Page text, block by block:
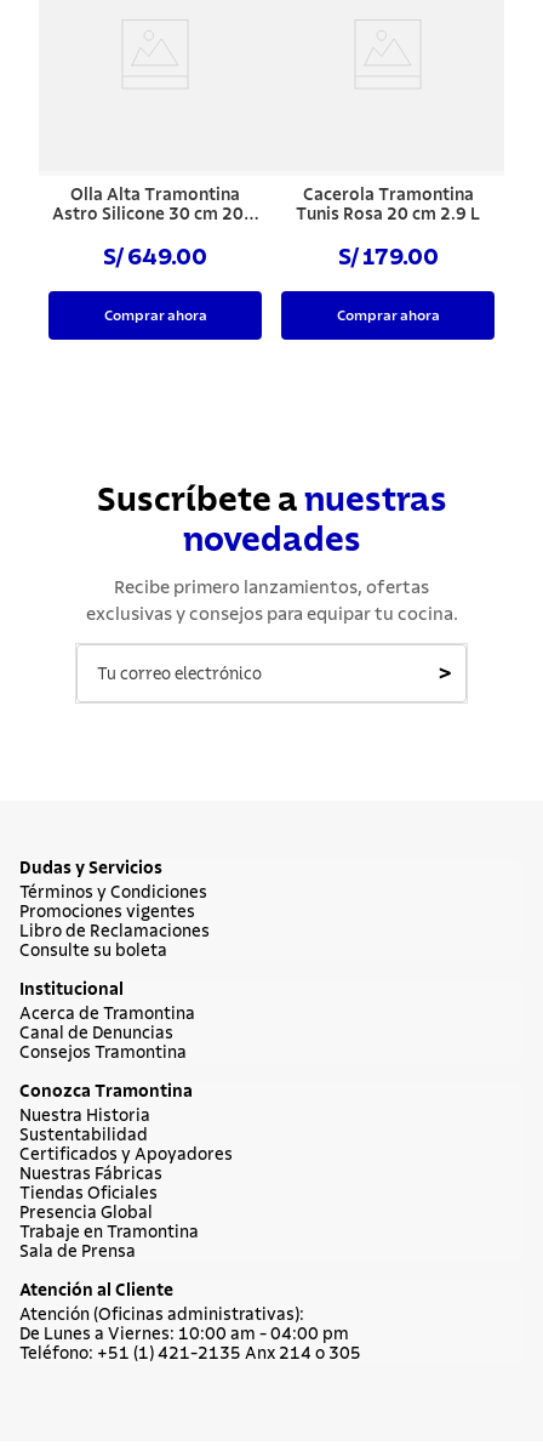
Olla Alta Tramontina
Astro Silicone 30 cm 20.8
S/ 649.00
Comprar ahora
Cacerola Tramontina
Tunis Rosa 20 cm 2.9 L
S/ 179.00
Comprar ahora
Suscríbete a nuestras
novedades
Recibe primero lanzamientos, ofertas
exclusivas y consejos para equipar tu cocina.
>
Dudas y Servicios
Términos y Condiciones
Promociones vigentes
Libro de Reclamaciones
Consulte su boleta
Institucional
Acerca de Tramontina
Canal de Denuncias
Consejos Tramontina
Conozca Tramontina
Nuestra Historia
Sustentabilidad
Certificados y Apoyadores
Nuestras Fábricas
Tiendas Oficiales
Presencia Global
Trabaje en Tramontina
Sala de Prensa
Atención al Cliente
Atención (Oficinas administrativas):
De Lunes a Viernes: 10:00 am - 04:00 pm
Teléfono: +51 (1) 421-2135 Anx 214 o 305